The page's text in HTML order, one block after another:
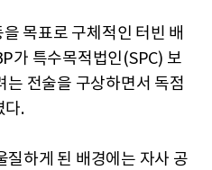
목표로 구체적인 터빈 배
가 특수목적법인(SPC) 보
전술을 구상하면서 독점
다.
질하게 된 배경에는 자사 공